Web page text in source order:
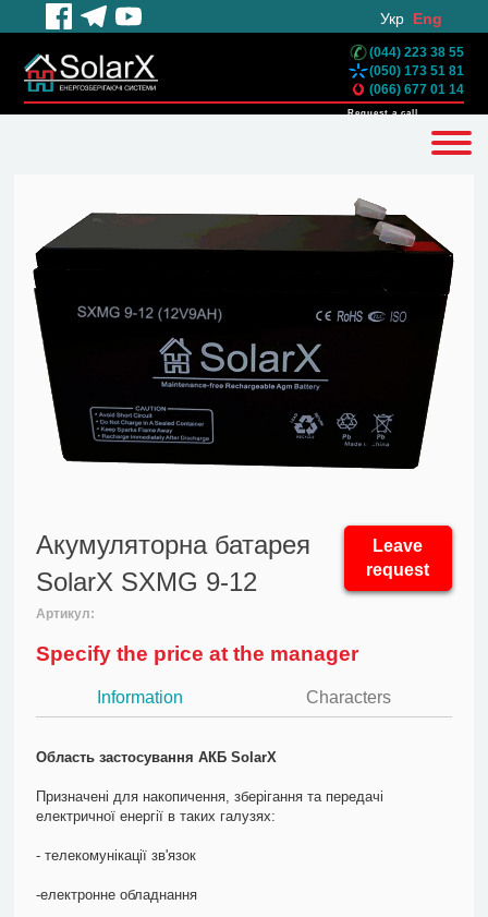
Укр Eng
(044) 223 38 55
(050) 173 51 81
(066) 677 01 14
Request a call
Акумуляторна батарея
SolarX SXMG 9-12
Leave
request
Артикул:
Specify the price at the manager
Information Characters
Область застосування АКБ SolarX
Призначені для накопичення, зберігання та передачі
електричної енергії в таких галузях:
- телекомунікації зв'язок
-електронне обладнання